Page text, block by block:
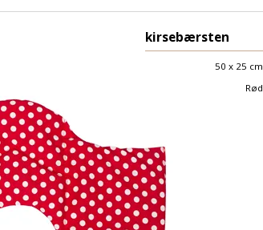
kirsebærsten
50 x 25 cm
Rød